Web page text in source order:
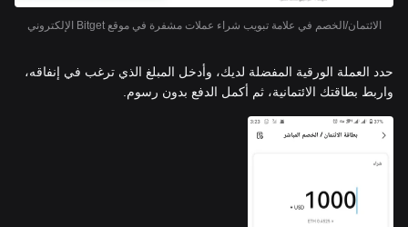
الائتمان/الخصم في علامة تبويب شراء عملات مشفرة في موقع Bitget الإلكتروني
حدد العملة الورقية المفضلة لديك، وأدخل المبلغ الذي ترغب في إنفاقه،
واربط بطاقتك الائتمانية، ثم أكمل الدفع بدون رسوم.